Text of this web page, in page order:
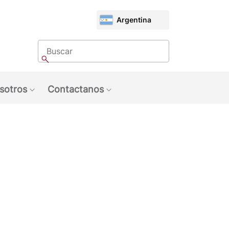
CHOOSE
MARKET
Argentina
Buscar
Buscar
Contactanos